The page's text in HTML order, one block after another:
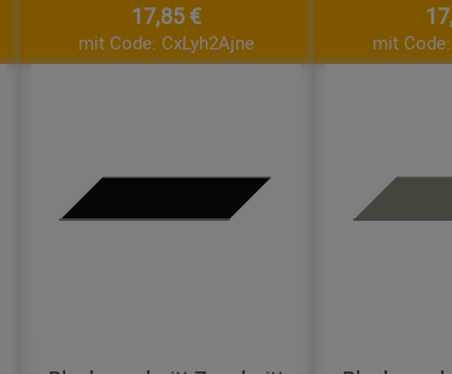
17,85 €
mit Code: CxLyh2Ajne mit